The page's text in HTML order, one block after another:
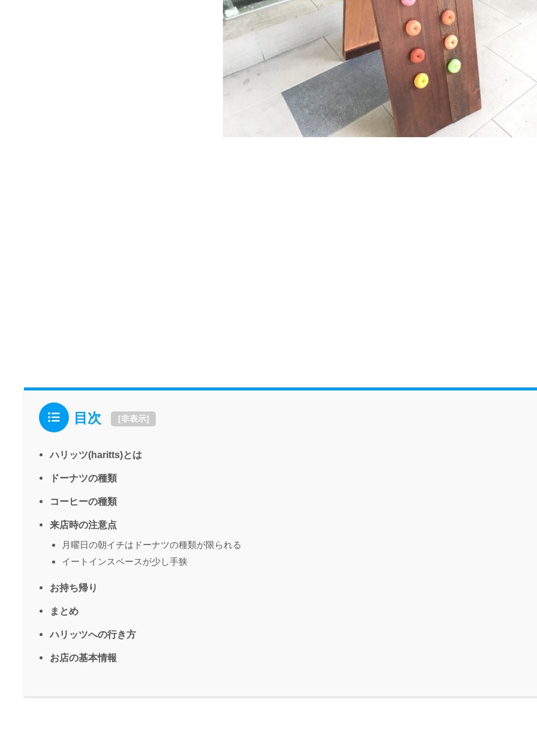
目次 [非表示]
ハリッツ(haritts)とは
ドーナツの種類
コーヒーの種類
来店時の注意点
月曜日の朝イチはドーナツの種類が限られる
イートインスペースが少し手狭
お持ち帰り
まとめ
ハリッツへの行き方
お店の基本情報